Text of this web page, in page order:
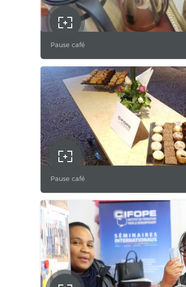
Pause café
Pause café